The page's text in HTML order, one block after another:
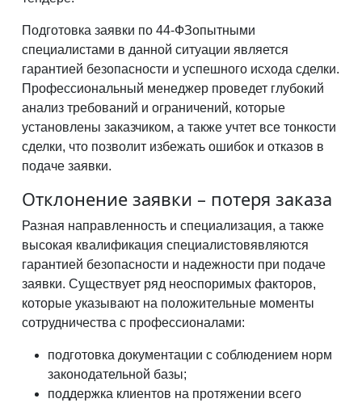
Подготовка заявки по 44-ФЗопытными
специалистами в данной ситуации является
гарантией безопасности и успешного исхода сделки.
Профессиональный менеджер проведет глубокий
анализ требований и ограничений, которые
установлены заказчиком, а также учтет все тонкости
сделки, что позволит избежать ошибок и отказов в
подаче заявки.
Отклонение заявки – потеря заказа
Разная направленность и специализация, а также
высокая квалификация специалистовявляются
гарантией безопасности и надежности при подаче
заявки. Существует ряд неоспоримых факторов,
которые указывают на положительные моменты
сотрудничества с профессионалами:
подготовка документации с соблюдением норм
законодательной базы;
поддержка клиентов на протяжении всего